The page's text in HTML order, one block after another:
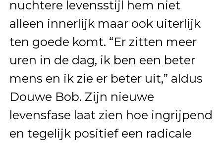
nuchtere levensstijl hem niet
alleen innerlijk maar ook uiterlijk
ten goede komt. “Er zitten meer
uren in de dag, ik ben een beter
mens en ik zie er beter uit,” aldus
Douwe Bob. Zijn nieuwe
levensfase laat zien hoe ingrijpend
en tegelijk positief een radicale